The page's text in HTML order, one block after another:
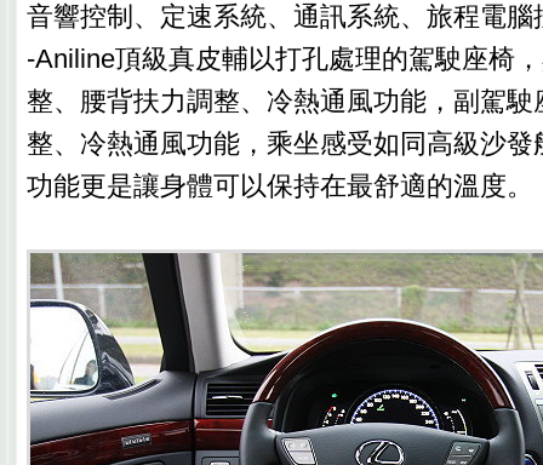
音響控制、定速系統、通訊系統、旅程電
-Aniline頂級真皮輔以打孔處理的駕駛座椅
整、腰背扶力調整、冷熱通風功能，副駕
整、冷熱通風功能，乘坐感受如同高級沙
功能更是讓身體可以保持在最舒適的溫度。